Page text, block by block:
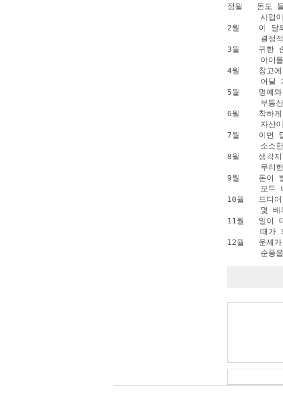
정월   돈도
사업이
2월    이 달
결정적
3월    귀한 손
아이를
4월    창고에
어딜
5월    명예와
부동산
6월    착하게
자산이
7월    이번 달
소소한
8월    생각지
무리한
9월    돈이 벌
모두
10월   드디어
몇 배
11월   일이
때가
12월   운세가
순풍을